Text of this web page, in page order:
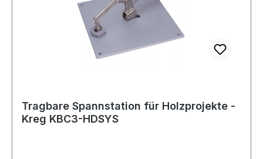
Tragbare Spannstation für Holzprojekte -
Kreg KBC3-HDSYS